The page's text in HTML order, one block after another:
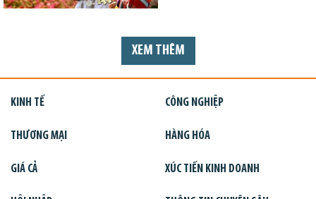
XEM THÊM
KINH TẾ CÔNG NGHIỆP
THƯƠNG MẠI HÀNG HÓA
GIÁ CẢ XÚC TIẾN KINH DOANH